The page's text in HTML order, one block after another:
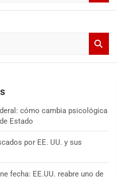
cómo cambia psicológica
Estado
por EE. UU. y sus
fecha: EE.UU. reabre uno de